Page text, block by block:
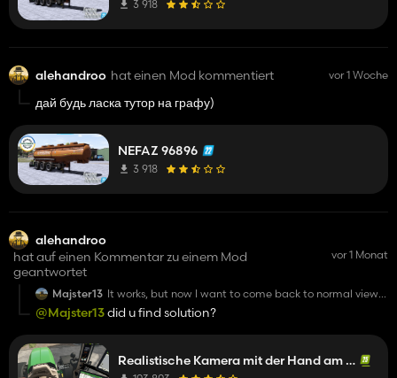
3 918
alehandroo hat einen Mod kommentiert vor 1 Woche
дай будь ласка тутор на графу)
NEFAZ 96896
3 918
alehandroo
hat auf einen Kommentar zu einem Mod
geantwortet
vor 1 Monat
Majster13 It works, but now I want to come back to normal view
(without hands). Can you tell me how can I do it now?
@Majster13did u find solution?
Realistische Kamera mit der Hand am Lenkrad